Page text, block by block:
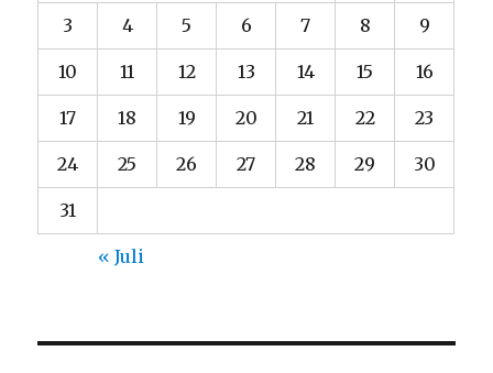
3 4 5 6 7 8 9
10 11 12 13 14 15 16
17 18 19 20 21 22 23
24 25 26 27 28 29 30
31
« Juli